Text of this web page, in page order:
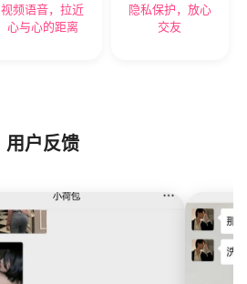
视频语音，拉近
心与心的距离
隐私保护，放心
交友
用户反馈